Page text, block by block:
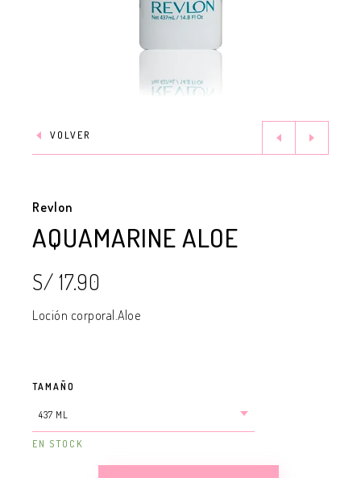
VOLVER
Revlon
AQUAMARINE ALOE
S/ 17.90
Loción corporal.Aloe
TAMAÑO
EN STOCK